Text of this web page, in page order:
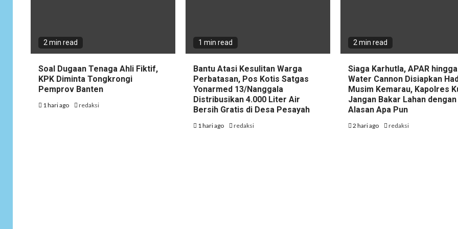
2 min read
Soal Dugaan Tenaga Ahli Fiktif,
KPK Diminta Tongkrongi
Pemprov Banten
1 hari ago redaksi
1 min read
Bantu Atasi Kesulitan Warga
Perbatasan, Pos Kotis Satgas
Yonarmed 13/Nanggala
Distribusikan 4.000 Liter Air
Bersih Gratis di Desa Pesayah
1 hari ago redaksi
2 min read
Siaga Karhutla, APAR hingga
Water Cannon Disiapkan
Musim Kemarau, Kapolres
Jangan Bakar Lahan dengan
Alasan Apa Pun
2 hari ago redaksi